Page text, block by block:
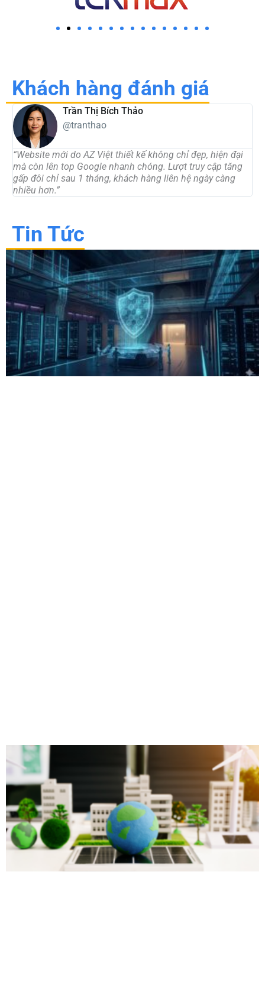
Khách hàng đánh giá
Trần Thị Bích Thảo
@tranthao
“Website mới do AZ Việt thiết kế không chỉ đẹp, hiện đại
mà còn lên top Google nhanh chóng. Lượt truy cập tăng
gấp đôi chỉ sau 1 tháng, khách hàng liên hệ ngày càng
nhiều hơn.”
Tin Tức